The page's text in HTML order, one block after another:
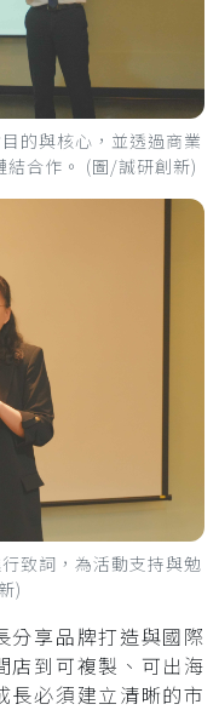
的與核心，並透過商業
結合作。 (圖/誠研創新)
致詞，為活動支持與勉
)
分享品牌打造與國際
店到可複製、可出海
長必須建立清晰的市